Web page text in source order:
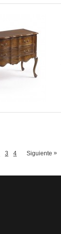
3 4 Siguiente »